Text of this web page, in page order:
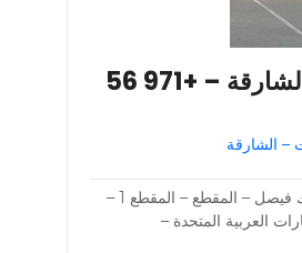
عمرو 1 – الشارقة – +971 56
– الشارقة
شارع الملك فيصل – المقطع – المقطع 1 –
العربية المتحدة –